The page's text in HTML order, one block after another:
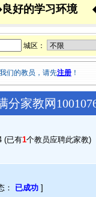
良好的学习环境
城区：
们的教员，请先注册 ！
分家教网
(已有1个教员应聘此家教)
： 已成功 ]